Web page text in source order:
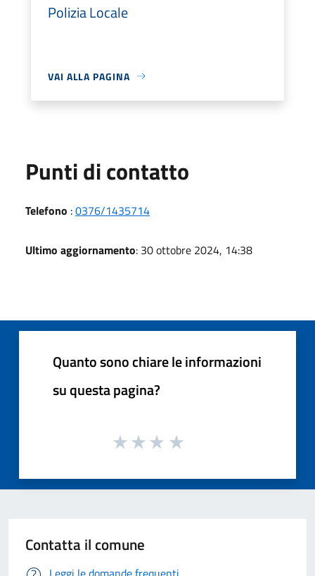
Polizia Locale
VAI ALLA PAGINA
Punti di contatto
Telefono :0376/1435714
Ultimo aggiornamento: 30 ottobre 2024, 14:38
Quanto sono chiare le informazioni
su questa pagina?
Contatta il comune